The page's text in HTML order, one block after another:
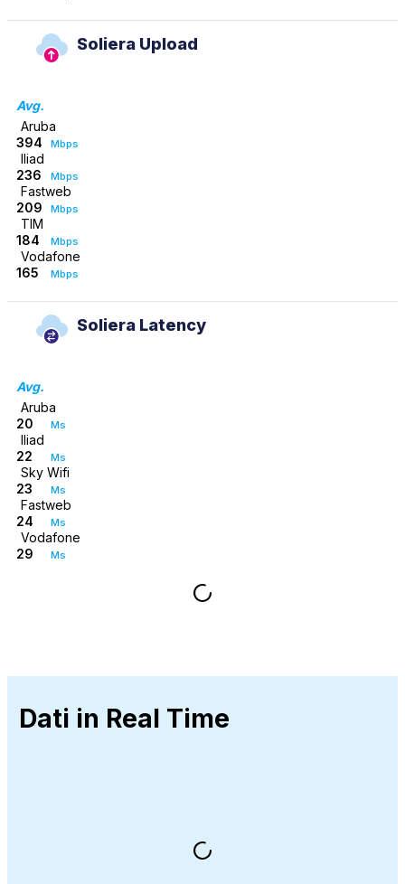
Soliera Upload
Avg.
Aruba
394
Mbps
Iliad
236
Mbps
Fastweb
209
Mbps
TIM
184
Mbps
Vodafone
165
Mbps
Soliera Latency
Avg.
Aruba
20
Ms
Iliad
22
Ms
Sky Wifi
23
Ms
Fastweb
24
Ms
Vodafone
29
Ms
Dati in Real Time